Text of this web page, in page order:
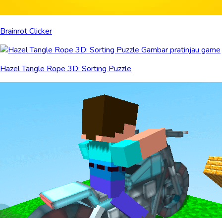
Brainrot Clicker
Hazel Tangle Rope 3D: Sorting Puzzle